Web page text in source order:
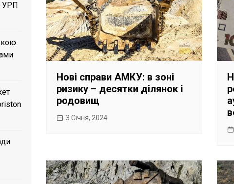
Нові справи АМКУ: в зоні
ризику – десятки ділянок і
родовищ
3 Січня, 2024
УРП